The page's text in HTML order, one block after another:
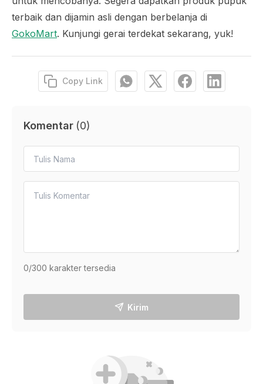
terbaik dan dijamin asli dengan berbelanja di
GokoMart. Kunjungi gerai terdekat sekarang, yuk!
Copy Link
Komentar (0)
0/300 karakter tersedia
Kirim